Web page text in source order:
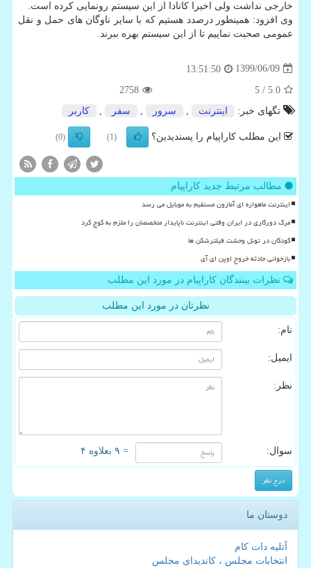
خارجی نداشت ولی اخیرا کانادا از این سیستم رونمایی کرده است.
وی افزود: همینطور درصدد هستیم که با سایر ناوگان های حمل و نقل
عمومی صحبت نماییم تا از این سیستم بهره ببرند.
1399/06/09
13:51:50
5.0
/ 5
2758
تگهای خبر:
اینترنت سرور سفر كاربر
این مطلب کاراپیام را پسندیدین؟ (1)
(0)
مطالب مرتبط جدید کاراپیام
اینترنت ماهواره ای آمازون مستقیم به موبایل می رسد
مرگ دورکاری در ایران وقتی اینترنت ناپایدار متخصصان را ملزم به کوچ کرد
کودکان در تونل وحشت فیلترشکن ها
بازخوانی حادثه خروج اوپن ای آی
نظرات بینندگان کاراپیام در مورد این مطلب
نظرتان در مورد این مطلب
نام:
ایمیل:
نظر:
سوال: = ۹ بعلاوه ۴
دوستان ما
آتلیه دات کام
انتخابات مجلس ، کاندیدای مجلس